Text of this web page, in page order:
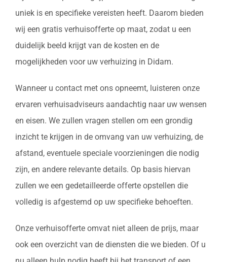
uniek is en specifieke vereisten heeft. Daarom bieden
wij een gratis verhuisofferte op maat, zodat u een
duidelijk beeld krijgt van de kosten en de
mogelijkheden voor uw verhuizing in Didam.
Wanneer u contact met ons opneemt, luisteren onze
ervaren verhuisadviseurs aandachtig naar uw wensen
en eisen. We zullen vragen stellen om een grondig
inzicht te krijgen in de omvang van uw verhuizing, de
afstand, eventuele speciale voorzieningen die nodig
zijn, en andere relevante details. Op basis hiervan
zullen we een gedetailleerde offerte opstellen die
volledig is afgestemd op uw specifieke behoeften.
Onze verhuisofferte omvat niet alleen de prijs, maar
ook een overzicht van de diensten die we bieden. Of u